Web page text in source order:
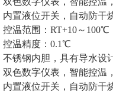
内置液位开关，自动防干
控温范围：RT+10～100℃
控温精度：0.1℃
不锈钢内胆，具有导水设
双色数字仪表，智能控温
内置液位开关，自动防干